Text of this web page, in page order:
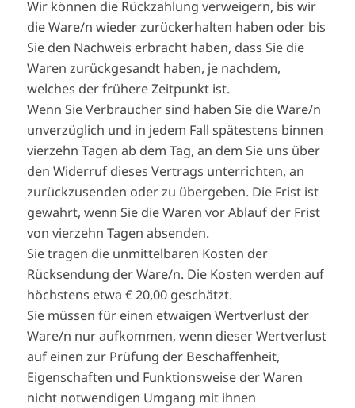
Wir können die Rückzahlung verweigern, bis wir
die Ware/n wieder zurückerhalten haben oder bis
Sie den Nachweis erbracht haben, dass Sie die
Waren zurückgesandt haben, je nachdem,
welches der frühere Zeitpunkt ist.
Wenn Sie Verbraucher sind haben Sie die Ware/n
unverzüglich und in jedem Fall spätestens binnen
vierzehn Tagen ab dem Tag, an dem Sie uns über
den Widerruf dieses Vertrags unterrichten, an
zurückzusenden oder zu übergeben. Die Frist ist
gewahrt, wenn Sie die Waren vor Ablauf der Frist
von vierzehn Tagen absenden.
Sie tragen die unmittelbaren Kosten der
Rücksendung der Ware/n. Die Kosten werden auf
höchstens etwa € 20,00 geschätzt.
Sie müssen für einen etwaigen Wertverlust der
Ware/n nur aufkommen, wenn dieser Wertverlust
auf einen zur Prüfung der Beschaffenheit,
Eigenschaften und Funktionsweise der Waren
nicht notwendigen Umgang mit ihnen